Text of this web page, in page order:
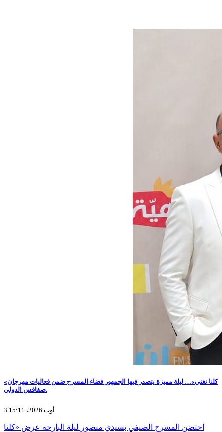
«كلنا نغني»… ليلة مميزة يتصدر فيها الجمهور فضاء المسرح ضمن فعاليات مهرجان
صفاقس الدولي.
3 أوت 2026، 15:11
احتضن المسرح الصيفي بسيدي منصور ليلة البارحة عرض «كلنا